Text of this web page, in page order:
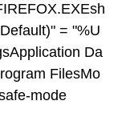
= "%U
Da
FilesMo
mode